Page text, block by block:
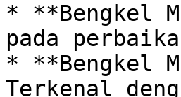
* **Bengkel
pada
* **Bengkel
Terkenal